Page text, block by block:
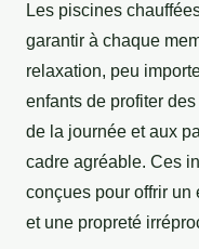
Les piscines
garantir à chaque
relaxation, peu
enfants de profiter
de la journée et aux
cadre agréable. Ces
conçues pour offrir un
et une propreté